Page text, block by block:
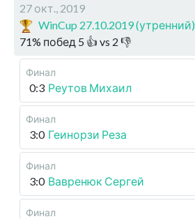
27 окт., 2019
WinCup 27.10.2019 (утренний)
71% побед 5 👍 vs 2 👎
Финал
0:3 Реутов Михаил
Финал
3:0 Геинорзи Реза
Финал
3:0 Вавренюк Сергей
Финал